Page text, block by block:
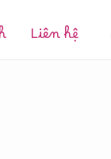
Liên hệ